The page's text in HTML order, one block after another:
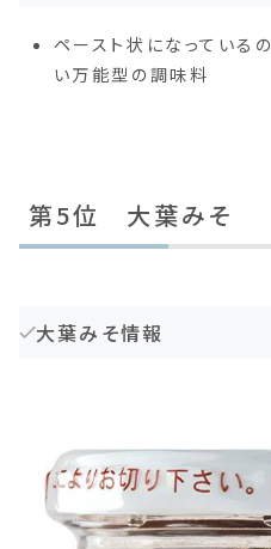
ペースト状になっている
い万能型の調味料
第5位 大葉みそ
大葉みそ情報